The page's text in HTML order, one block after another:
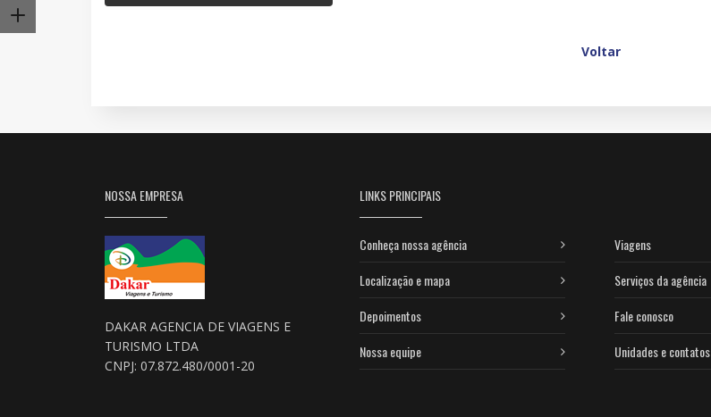
Voltar
NOSSA EMPRESA
DAKAR AGENCIA DE VIAGENS E
TURISMO LTDA
CNPJ: 07.872.480/0001-20
LINKS PRINCIPAIS
Conheça nossa agência
Localização e mapa
Depoimentos
Nossa equipe
Viagens
Serviços da agência
Fale conosco
Unidades e contatos